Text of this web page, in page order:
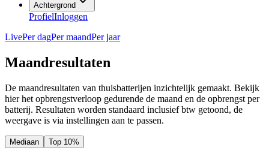
Achtergrond
ProfielInloggen
LivePer dagPer maandPer jaar
Maandresultaten
De maandresultaten van thuisbatterijen inzichtelijk gemaakt. Bekijk
hier het opbrengstverloop gedurende de maand en de opbrengst per
batterij. Resultaten worden standaard inclusief btw getoond, de
weergave is via instellingen aan te passen.
Mediaan Top 10%